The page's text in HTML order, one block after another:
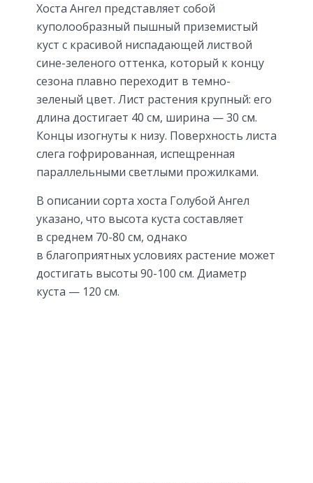
Хоста Ангел представляет собой
куполообразный пышный приземистый
куст с красивой ниспадающей листвой
сине-зеленого оттенка, который к концу
сезона плавно переходит в темно-
зеленый цвет. Лист растения крупный: его
длина достигает 40 см, ширина — 30 см.
Концы изогнуты к низу. Поверхность листа
слега гофрированная, испещренная
параллельными светлыми прожилками.
В описании сорта хоста Голубой Ангел
указано, что высота куста составляет
в среднем 70-80 см, однако
в благоприятных условиях растение может
достигать высоты 90-100 см. Диаметр
куста — 120 см.